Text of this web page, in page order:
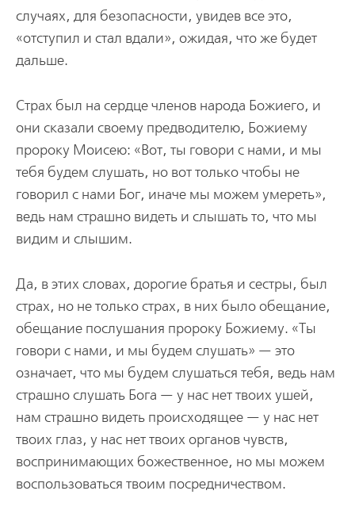
случаях, для безопасности, увидев все это,
«отступил и стал вдали», ожидая, что же будет
дальше.
Страх был на сердце членов народа Божиего, и
они сказали своему предводителю, Божиему
пророку Моисею: «Вот, ты говори с нами, и мы
тебя будем слушать, но вот только чтобы не
говорил с нами Бог, иначе мы можем умереть»,
ведь нам страшно видеть и слышать то, что мы
видим и слышим.
Да, в этих словах, дорогие братья и сестры, был
страх, но не только страх, в них было обещание,
обещание послушания пророку Божиему. «Ты
говори с нами, и мы будем слушать» — это
означает, что мы будем слушаться тебя, ведь нам
страшно слушать Бога — у нас нет твоих ушей,
нам страшно видеть происходящее — у нас нет
твоих глаз, у нас нет твоих органов чувств,
воспринимающих божественное, но мы можем
воспользоваться твоим посредничеством.